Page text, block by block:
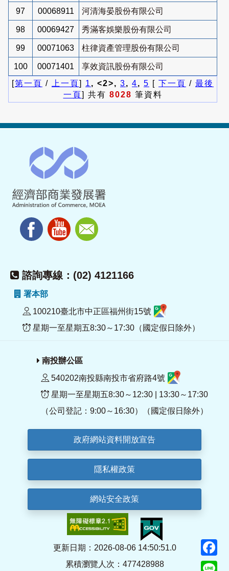
97 00068911 河清海晏股份有限公司
98 00069427 秀滿客娛樂股份有限公司
99 00071063 柱律資產管理股份有限公司
100 00071401
享效資訊股份有限公司
[第一頁 / 上一頁] 1 , <2>, 3, 4, 5 [ 下一頁 / 最後
一頁] 共有 8028 筆資料
諮詢專線：(02) 4121166
署本部
100210臺北市中正區福州街15號
星期一至星期五8:30～17:30（國定假日除外）
南投辦公區
540202南投縣南投市省府路4號
星期一至星期五8:30～12:30 | 13:30～17:30
（公司登記：9:00～16:30）（國定假日除外）
政府網站資料開放宣告
隱私權政策
網站安全政策
更新日期：2026-08-06 14:50:51.0
累積瀏覽人次：477428988